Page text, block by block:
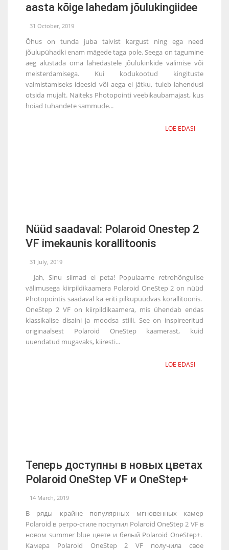
aasta kõige lahedam jõulukingiidee
31 October, 2019
Õhus on tunda juba talvist kargust ning ega need
jõulupühadki enam mägede taga pole. Seega on tagumine
aeg alustada oma lähedastele jõulukinkide valimise või
meisterdamisega. Kui kodukootud kingituste
valmistamiseks ideesid või aega ei jätku, tuleb lahendusi
otsida mujalt. Näiteks Photopointi veebikaubamajast, kus
hoiad tuhandete sammude...
LOE EDASI
Nüüd saadaval: Polaroid Onestep 2
VF imekaunis korallitoonis
31 July, 2019
Jah, Sinu silmad ei peta! Populaarne retrohõngulise
välimusega kiirpildikaamera Polaroid OneStep 2 on nüüd
Photopointis saadaval ka eriti pilkupüüdvas korallitoonis.
OneStep 2 VF on kiirpildikaamera, mis ühendab endas
klassikalise disaini ja moodsa stiili. See on inspireeritud
originaalsest Polaroid OneStep kaamerast, kuid
uuendatud mugavaks, kiiresti...
LOE EDASI
Теперь доступны в новых цветах
Polaroid OneStep VF и OneStep+
14 March, 2019
В ряды крайне популярных мгновенных камер
Polaroid в ретро-стиле поступил Polaroid OneStep 2 VF в
новом summer blue цвете и белый Polaroid OneStep+.
Камера Polaroid OneStep 2 VF получила свое